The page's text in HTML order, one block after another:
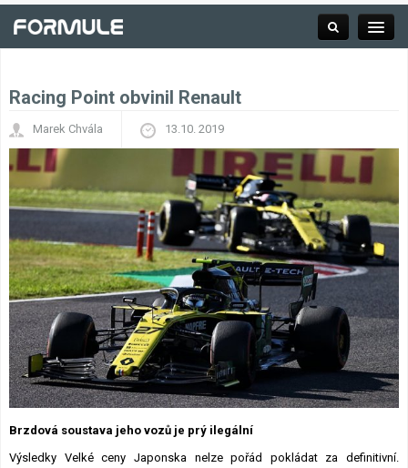
Závodní série
Kalendář F1
Výsledky F1
Týmy a jezdci F1
Racing Point obvinil Renault
Marek Chvála 13.10. 2019
Brzdová soustava jeho vozů je prý ilegální
Výsledky Velké ceny Japonska nelze pořád pokládat za definitivní.